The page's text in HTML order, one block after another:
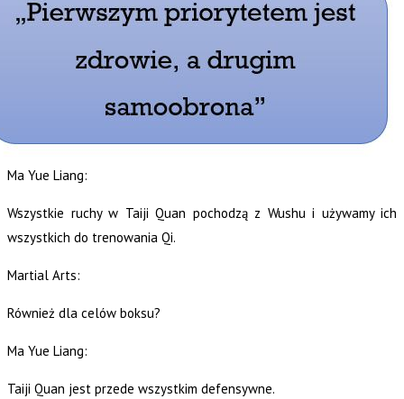
Ma Yue Liang:
Wszystkie ruchy w Taiji Quan pochodzą z Wushu i używamy ich
wszystkich do trenowania Qi.
Martial Arts:
Również dla celów boksu?
Ma Yue Liang:
Taiji Quan jest przede wszystkim defensywne.